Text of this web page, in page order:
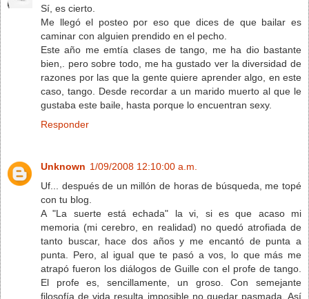
Sí, es cierto.
Me llegó el posteo por eso que dices de que bailar es
caminar con alguien prendido en el pecho.
Este año me emtía clases de tango, me ha dio bastante
bien,. pero sobre todo, me ha gustado ver la diversidad de
razones por las que la gente quiere aprender algo, en este
caso, tango. Desde recordar a un marido muerto al que le
gustaba este baile, hasta porque lo encuentran sexy.
Responder
Unknown 1/09/2008 12:10:00 a.m.
Uf... después de un millón de horas de búsqueda, me topé
con tu blog.
A "La suerte está echada" la vi, si es que acaso mi
memoria (mi cerebro, en realidad) no quedó atrofiada de
tanto buscar, hace dos años y me encantó de punta a
punta. Pero, al igual que te pasó a vos, lo que más me
atrapó fueron los diálogos de Guille con el profe de tango.
El profe es, sencillamente, un groso. Con semejante
filosofía de vida resulta imposible no quedar pasmada. Así